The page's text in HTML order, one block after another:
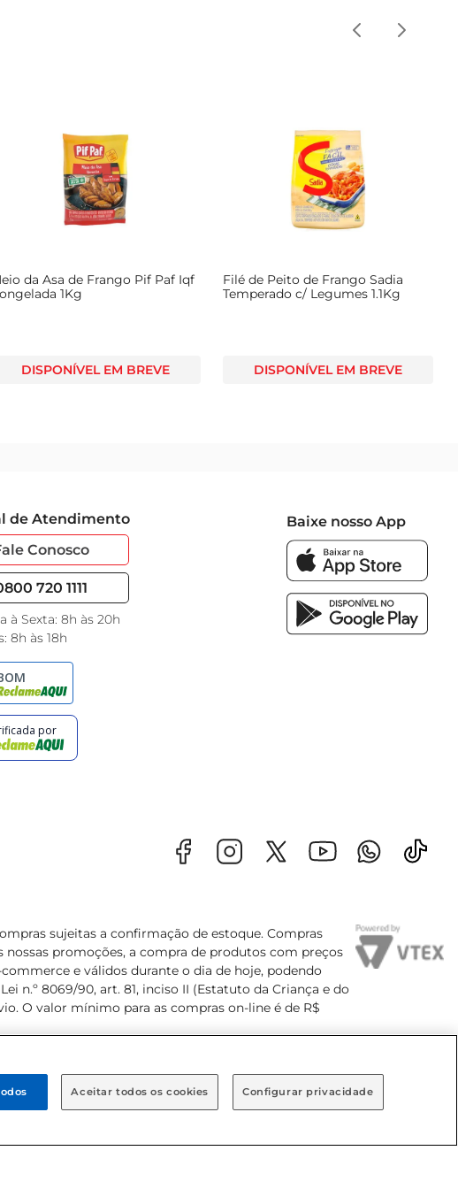
da Asa de Frango Pif Paf Iqf
1Kg
DISPONÍVEL EM BREVE
Filé de Peito de Frango Sadia
Temperado c/ Legumes 1.1Kg
DISPONÍVEL EM BREVE
de Atendimento
Conosco
720 1111
à Sexta: 8h às 20h
8h às 18h
Baixe nosso App
sujeitas a confirmação de estoque. Compras
promoções, a compra de produtos com preços
e válidos durante o dia de hoje, podendo
n.º 8069/90, art. 81, inciso II (Estatuto da Criança e do
O valor mínimo para as compras on-line é de R$
Configurar privacidade
Aceitar todos os cookies